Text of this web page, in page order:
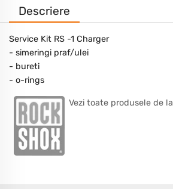
Descriere
Service Kit RS -1 Charger
- simeringi praf/ulei
- bureti
- o-rings
Vezi toate produsele de la